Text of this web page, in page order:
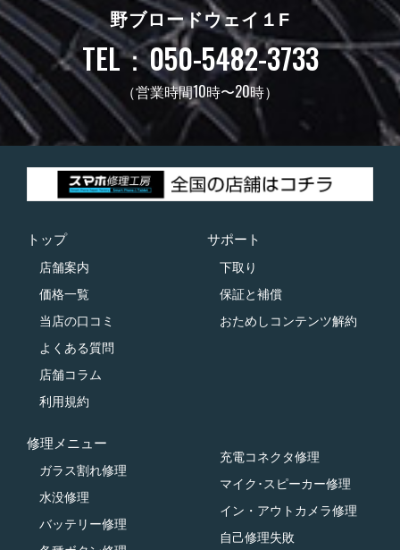
野ブロードウェイ１F
TEL：050-5482-3733
（営業時間10時〜20時）
トップ
店舗案内
価格一覧
当店の口コミ
よくある質問
店舗コラム
利用規約
サポート
下取り
保証と補償
おためしコンテンツ解約
修理メニュー
ガラス割れ修理
水没修理
バッテリー修理
充電コネクタ修理
マイク･スピーカー修理
イン・アウトカメラ修理
自己修理失敗